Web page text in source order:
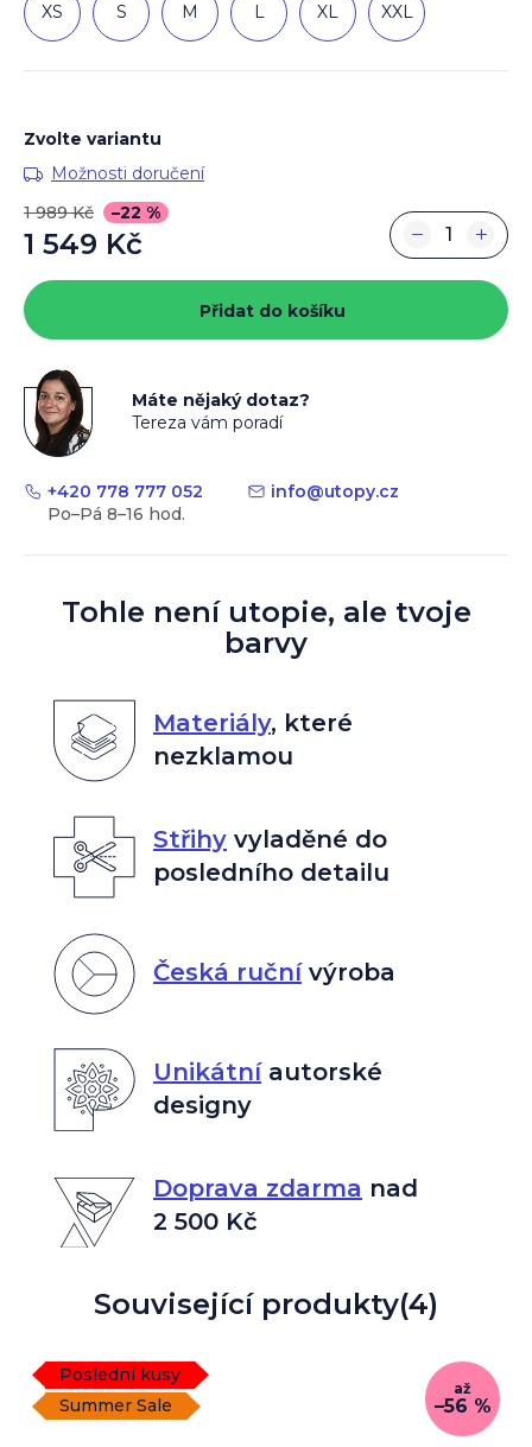
XS S M L XL XXL
Zvolte variantu
Možnosti doručení
1 989 Kč
–22 %
1 549 Kč
cena:
+
−
Přidat do košíku
Máte nějaký dotaz?
Tereza vám poradí
+420 778 777 052 info@utopy.cz
Tohle není utopie, ale tvoje
barvy
Materiály, které
nezklamou
Střihyvyladěné do
posledního detailu
Česká ručnívýroba
Unikátníautorské
designy
Doprava zdarma nad
2 500 Kč
Související produkty(4)
Poslední kusy
Summer Sale
až
–56 %